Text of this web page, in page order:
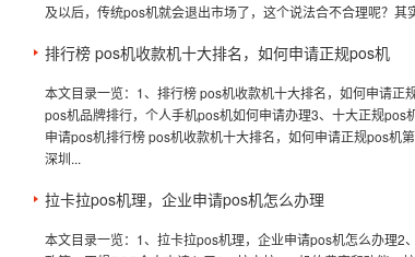
及以后，传统pos机就会退出市场了，这个说法合不合理呢？其
排行榜 pos机收款机十大排名，如何申请正规pos机
本文目录一览：1、排行榜 pos机收款机十大排名，如何申请正
pos机品牌排行，个人手机pos机如何申请办理3、十大正规pos
申请pos机排行榜 pos机收款机十大排名，如何申请正规pos机第
深圳...
拉卡拉pos机理，企业申请pos机怎么办理
本文目录一览：1、拉卡拉pos机理，企业申请pos机怎么办理2